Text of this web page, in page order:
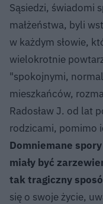
Sąsiedzi, świadomi
małżeństwa, byli
w każdym słowie,
wielokrotnie
"spokojnymi,
mieszkańców,
Radosław J. od lat
rodzicami, pomimo
Domniemane
miały być
tak tragiczny
się o swoje życie,